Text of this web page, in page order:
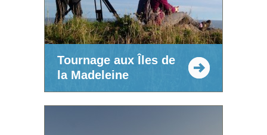
Tournage aux Îles de
la Madeleine